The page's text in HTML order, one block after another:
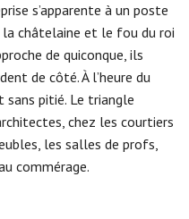
s’apparente à un poste
la châtelaine et le fou du roi
de quiconque, ils
de côté. À l’heure du
pitié. Le triangle
chez les courtiers
les salles de profs,
commérage.